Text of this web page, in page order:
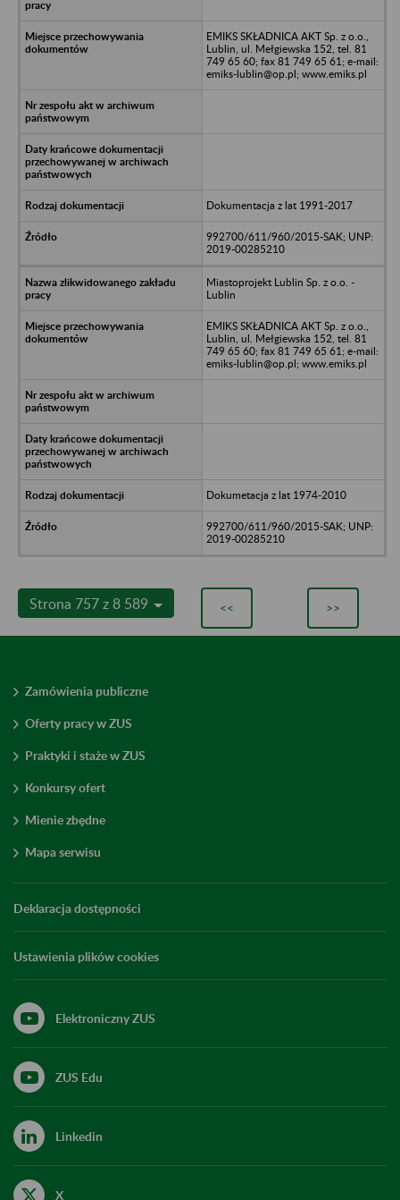
EMIKS SKŁADNICA AKT Sp. z o.o.,
Lublin, ul. Mełgiewska 152, tel. 81
749 65 60; fax 81 749 65 61; e-mail:
emiks-lublin@op.pl; www.emiks.pl
Dokumentacja z lat 1991-2017
992700/611/960/2015-SAK; UNP:
2019-00285210
Miastoprojekt Lublin Sp. z o.o. -
Lublin
EMIKS SKŁADNICA AKT Sp. z o.o.,
Lublin, ul. Mełgiewska 152, tel. 81
749 65 60; fax 81 749 65 61; e-mail:
emiks-lublin@op.pl; www.emiks.pl
Dokumetacja z lat 1974-2010
992700/611/960/2015-SAK; UNP:
2019-00285210
Strona 757 z 8 589 << >>
Zamówienia publiczne
Oferty pracy w ZUS
Praktyki i staże w ZUS
Konkursy ofert
Mienie zbędne
Mapa serwisu
Deklaracja dostępności
Ustawienia plików cookies
Elektroniczny ZUS
ZUS Edu
Linkedin
X